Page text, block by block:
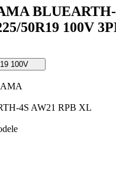
BLUEARTH-
50R19 100V
100V
4S AW21 RPB XL